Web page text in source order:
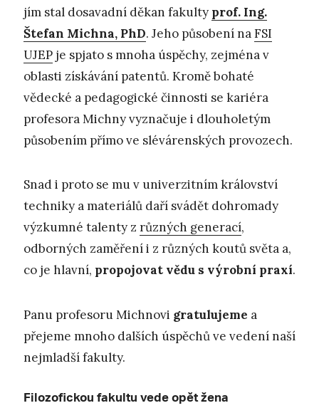
jím stal dosavadní děkan fakulty prof. Ing.
Štefan Michna, PhD. Jeho působení naFSI
UJEP je spjato s mnoha úspěchy, zejména v
oblasti získávání patentů. Kromě bohaté
vědecké a pedagogické činnosti se kariéra
profesora Michny vyznačuje i dlouholetým
působením přímo ve slévárenských provozech.
Snad i proto se mu v univerzitním království
techniky a materiálů daří svádět dohromady
výzkumné talenty z různých generací,
odborných zaměření i z různých koutů světa a,
co je hlavní, propojovat vědu s výrobní praxí.
Panu profesoru Michnovi gratulujeme a
přejeme mnoho dalších úspěchů ve vedení naší
nejmladší fakulty.
Filozofickou fakultu vede opět žena